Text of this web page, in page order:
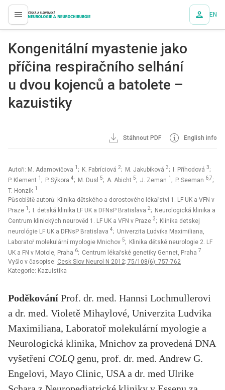
proLékaře.cz EN
Kongenitální myastenie jako
příčina respiračního selhání
u dvou kojenců a batolete –
kazuistiky
Stáhnout PDF English info
Autoři: M. Adamovičova 1 ; K. Fabríciová 2; M. Jakubíková 3; I. Příhodová 3;
P. Klement 1 ; P. Sýkora 4; M. Dusl 5; A. Abicht 5; J. Zeman 1 ; P. Seeman 6,7;
T. Honzík 1
Působiště autorů: Klinika dětského a dorostového lékařství 1. LF UK a VFN v
Praze 1 ; I. detská klinika LF UK a DFNsP Bratislava 2; Neurologická klinika a
Centrum klinických neurověd 1. LF UK a VFN v Praze 3; Klinika detskej
neurológie LF UK a DFNsP Bratislava 4; Univerzita Ludvika Maximiliana,
Laboratoř molekulární myologie Mnichov 5; Klinika dětské neurologie 2. LF
UK a FN v Motole, Praha 6; Centrum lékařské genetiky Gennet, Praha 7
Vyšlo v časopise: Cesk Slov Neurol N 2012; 75/108(6): 757-762
Kategorie: Kazuistika
Poděkování Prof. dr. med. Hannsi Lochmullerovi
a dr. med. Violetě Mihaylové, Univerzita Ludvika
Maximiliana, Laboratoř molekulární myologie a
Neurologická klinika, Mnichov za provedená DNA
vyšetření COLQ genu, prof. dr. med. Andrew G.
Engelovi, Mayo Clinic, USA a dr. med Ulrike